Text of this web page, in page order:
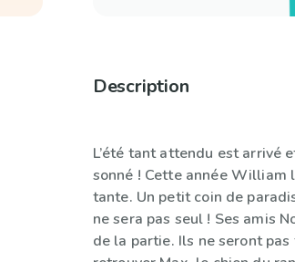
Description
L’été tant attendu est arrivé
sonné ! Cette année William
tante. Un petit coin de
ne sera pas seul ! Ses amis
de la partie. Ils ne seront